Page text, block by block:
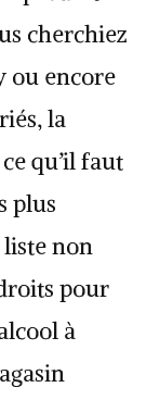
cherchiez
ou encore
la
qu’il faut
plus
liste non
pour
à